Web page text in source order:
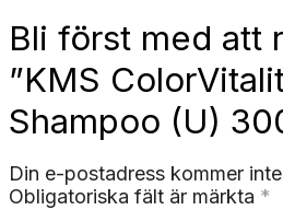
Bli först med att
”KMS
Shampoo (U)
Din e-postadress kommer
Obligatoriska fält är märkta *